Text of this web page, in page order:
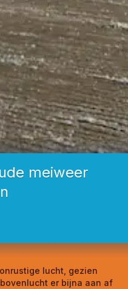
meiweer
lucht, gezien
er bijna aan af